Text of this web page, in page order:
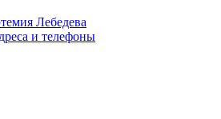
Лебедева
и телефоны